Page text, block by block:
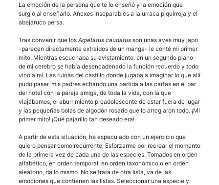
La emoción de la persona que te lo enseñó y la emoción que
surgió al enseñarlo. Anexos inseparables a la urraca piquirroja y el
abejaruco persa.
Tras convenir que los Agietatus caudatus son unas aves muy japo
-parecen directamente extraídos de un manga- le conté mi primer
mito. Mientras escuchaba su avistamiento, en un segundo plano
de mi cerebro se había desencadenado la función recuerdo y todo
vino a mí. Las ruinas del castillo donde jugaba a imaginar lo que allí
pudo pasar, mis padres echando una partida a las cartas en el bar
del hotel con la pareja amiga, de toda la vida, con la que
viajábamos, el aburrimiento preadolescente de estar fuera de lugar
y las pequeñas bolas de algodón rosado que lo arreglaron todo. ¡Mi
primer mito! ¡Qué pajarillo tan deseado era!
A partir de esta situación, he especulado con un ejercicio que
quiero pensar como recurrente. Esforzarme por recrear el momento
de la primera vez de cada una de las especies. Tomados en orden
alfabético, en orden temporal, en orden taxonómico o en orden
aleatorio, da lo mismo. No se trata de otra lista, va de las
emociones que contienen las listas. Seleccionar una especie y